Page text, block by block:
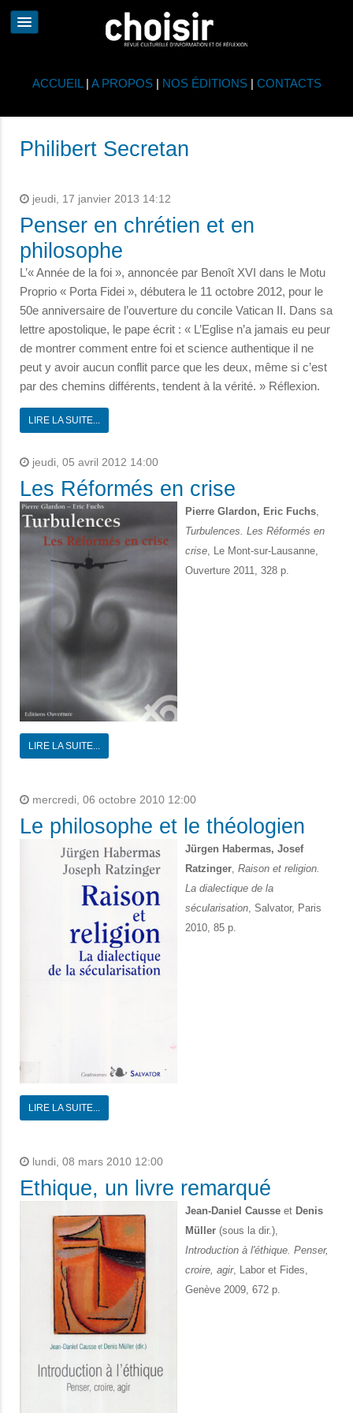
ACCUEIL | A PROPOS| NOS ÉDITIONS| CONTACTS
Philibert Secretan
jeudi, 17 janvier 2013 14:12
Penser en chrétien et en
philosophe
L’« Année de la foi », annoncée par Benoît XVI dans le Motu
Proprio « Porta Fidei », débutera le 11 octobre 2012, pour le
50e anniversaire de l’ouverture du concile Vatican II. Dans sa
lettre apostolique, le pape écrit : « L’Eglise n’a jamais eu peur
de montrer comment entre foi et science authentique il ne
peut y avoir aucun conflit parce que les deux, même si c’est
par des chemins différents, tendent à la vérité. » Réflexion.
LIRE LA SUITE...
jeudi, 05 avril 2012 14:00
Les Réformés en crise
Pierre Glardon, Eric Fuchs,
Turbulences. Les Réformés en
crise, Le Mont-sur-Lausanne,
Ouverture 2011, 328 p.
LIRE LA SUITE...
mercredi, 06 octobre 2010 12:00
Le philosophe et le théologien
Jürgen Habermas, Josef
Ratzinger, Raison et religion.
La dialectique de la
sécularisation, Salvator, Paris
2010, 85 p.
LIRE LA SUITE...
lundi, 08 mars 2010 12:00
Ethique, un livre remarqué
Jean-Daniel Causse et Denis
Müller (sous la dir.),
Introduction à l'éthique. Penser,
croire, agir, Labor et Fides,
Genève 2009, 672 p.